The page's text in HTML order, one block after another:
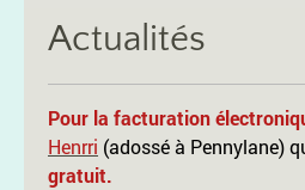
Actualités
Pour la facturation
Henrri (adossé à Pennylane)
gratuit.